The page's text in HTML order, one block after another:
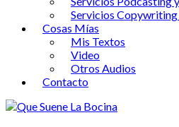
Servicios Copywriting
Cosas Mías
Mis Textos
Video
Otros Audios
Contacto